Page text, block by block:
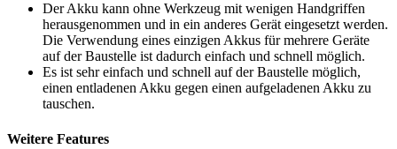
Der Akku kann ohne Werkzeug mit wenigen Handgriffen
herausgenommen und in ein anderes Gerät eingesetzt werden.
Die Verwendung eines einzigen Akkus für mehrere Geräte
auf der Baustelle ist dadurch einfach und schnell möglich.
Es ist sehr einfach und schnell auf der Baustelle möglich,
einen entladenen Akku gegen einen aufgeladenen Akku zu
tauschen.
Weitere Features